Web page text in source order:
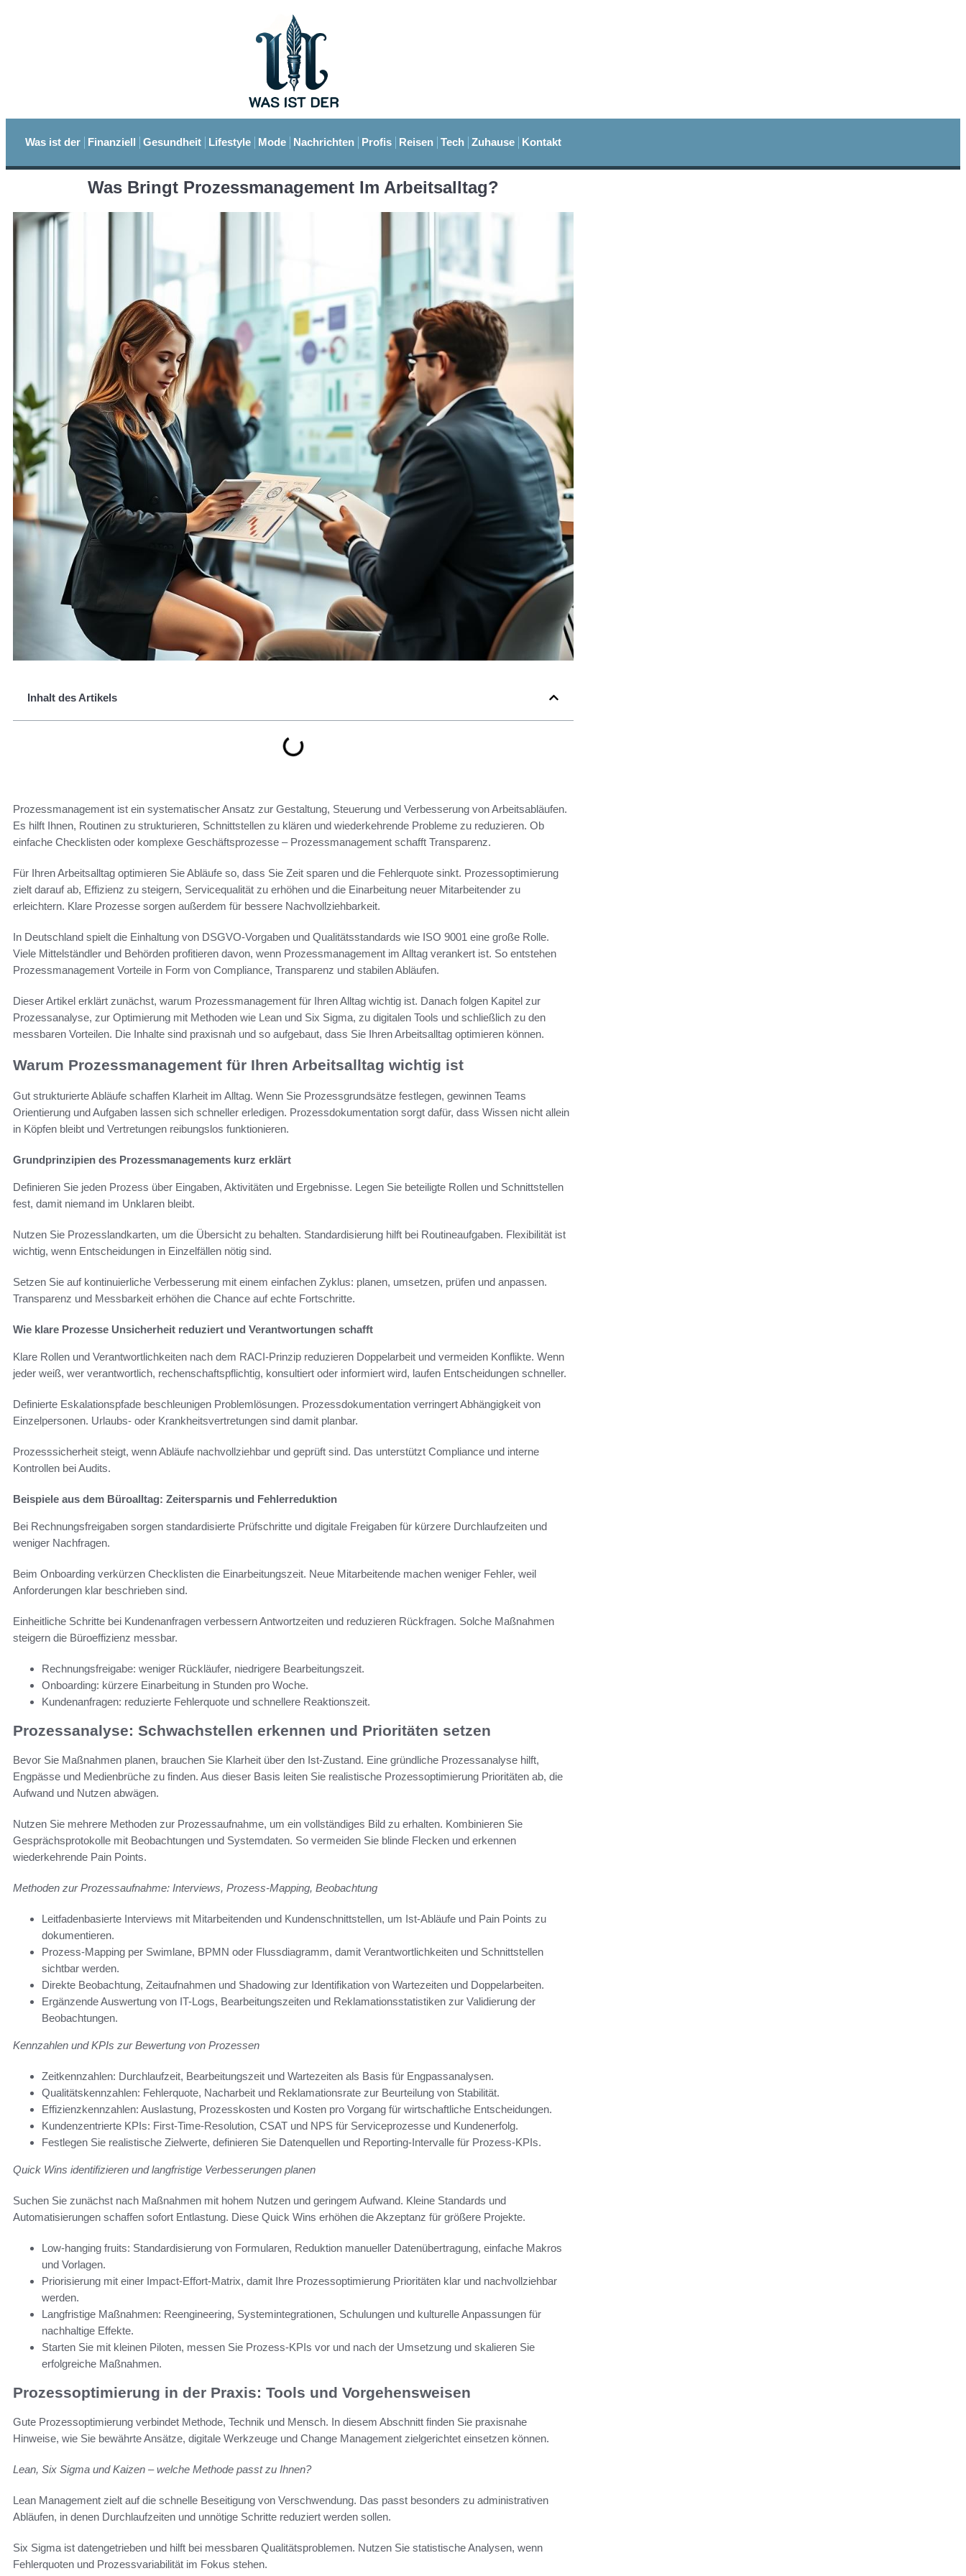
Was ist der Finanziell Gesundheit Lifestyle Mode Nachrichten Profis Reisen Tech Zuhause Kontakt
Was Bringt Prozessmanagement Im Arbeitsalltag?
Inhalt des Artikels
Prozessmanagement ist ein systematischer Ansatz zur Gestaltung, Steuerung und Verbesserung von Arbeitsabläufen.
Es hilft Ihnen, Routinen zu strukturieren, Schnittstellen zu klären und wiederkehrende Probleme zu reduzieren. Ob
einfache Checklisten oder komplexe Geschäftsprozesse – Prozessmanagement schafft Transparenz.
Für Ihren Arbeitsalltag optimieren Sie Abläufe so, dass Sie Zeit sparen und die Fehlerquote sinkt. Prozessoptimierung
zielt darauf ab, Effizienz zu steigern, Servicequalität zu erhöhen und die Einarbeitung neuer Mitarbeitender zu
erleichtern. Klare Prozesse sorgen außerdem für bessere Nachvollziehbarkeit.
In Deutschland spielt die Einhaltung von DSGVO-Vorgaben und Qualitätsstandards wie ISO 9001 eine große Rolle.
Viele Mittelständler und Behörden profitieren davon, wenn Prozessmanagement im Alltag verankert ist. So entstehen
Prozessmanagement Vorteile in Form von Compliance, Transparenz und stabilen Abläufen.
Dieser Artikel erklärt zunächst, warum Prozessmanagement für Ihren Alltag wichtig ist. Danach folgen Kapitel zur
Prozessanalyse, zur Optimierung mit Methoden wie Lean und Six Sigma, zu digitalen Tools und schließlich zu den
messbaren Vorteilen. Die Inhalte sind praxisnah und so aufgebaut, dass Sie Ihren Arbeitsalltag optimieren können.
Warum Prozessmanagement für Ihren Arbeitsalltag wichtig ist
Gut strukturierte Abläufe schaffen Klarheit im Alltag. Wenn Sie Prozessgrundsätze festlegen, gewinnen Teams
Orientierung und Aufgaben lassen sich schneller erledigen. Prozessdokumentation sorgt dafür, dass Wissen nicht allein
in Köpfen bleibt und Vertretungen reibungslos funktionieren.
Grundprinzipien des Prozessmanagements kurz erklärt
Definieren Sie jeden Prozess über Eingaben, Aktivitäten und Ergebnisse. Legen Sie beteiligte Rollen und Schnittstellen
fest, damit niemand im Unklaren bleibt.
Nutzen Sie Prozesslandkarten, um die Übersicht zu behalten. Standardisierung hilft bei Routineaufgaben. Flexibilität ist
wichtig, wenn Entscheidungen in Einzelfällen nötig sind.
Setzen Sie auf kontinuierliche Verbesserung mit einem einfachen Zyklus: planen, umsetzen, prüfen und anpassen.
Transparenz und Messbarkeit erhöhen die Chance auf echte Fortschritte.
Wie klare Prozesse Unsicherheit reduziert und Verantwortungen schafft
Klare Rollen und Verantwortlichkeiten nach dem RACI-Prinzip reduzieren Doppelarbeit und vermeiden Konflikte. Wenn
jeder weiß, wer verantwortlich, rechenschaftspflichtig, konsultiert oder informiert wird, laufen Entscheidungen schneller.
Definierte Eskalationspfade beschleunigen Problemlösungen. Prozessdokumentation verringert Abhängigkeit von
Einzelpersonen. Urlaubs- oder Krankheitsvertretungen sind damit planbar.
Prozesssicherheit steigt, wenn Abläufe nachvollziehbar und geprüft sind. Das unterstützt Compliance und interne
Kontrollen bei Audits.
Beispiele aus dem Büroalltag: Zeitersparnis und Fehlerreduktion
Bei Rechnungsfreigaben sorgen standardisierte Prüfschritte und digitale Freigaben für kürzere Durchlaufzeiten und
weniger Nachfragen.
Beim Onboarding verkürzen Checklisten die Einarbeitungszeit. Neue Mitarbeitende machen weniger Fehler, weil
Anforderungen klar beschrieben sind.
Einheitliche Schritte bei Kundenanfragen verbessern Antwortzeiten und reduzieren Rückfragen. Solche Maßnahmen
steigern die Büroeffizienz messbar.
Rechnungsfreigabe: weniger Rückläufer, niedrigere Bearbeitungszeit.
Onboarding: kürzere Einarbeitung in Stunden pro Woche.
Kundenanfragen: reduzierte Fehlerquote und schnellere Reaktionszeit.
Prozessanalyse: Schwachstellen erkennen und Prioritäten setzen
Bevor Sie Maßnahmen planen, brauchen Sie Klarheit über den Ist-Zustand. Eine gründliche Prozessanalyse hilft,
Engpässe und Medienbrüche zu finden. Aus dieser Basis leiten Sie realistische Prozessoptimierung Prioritäten ab, die
Aufwand und Nutzen abwägen.
Nutzen Sie mehrere Methoden zur Prozessaufnahme, um ein vollständiges Bild zu erhalten. Kombinieren Sie
Gesprächsprotokolle mit Beobachtungen und Systemdaten. So vermeiden Sie blinde Flecken und erkennen
wiederkehrende Pain Points.
Methoden zur Prozessaufnahme: Interviews, Prozess-Mapping, Beobachtung
Leitfadenbasierte Interviews mit Mitarbeitenden und Kundenschnittstellen, um Ist-Abläufe und Pain Points zu
dokumentieren.
Prozess-Mapping per Swimlane, BPMN oder Flussdiagramm, damit Verantwortlichkeiten und Schnittstellen
sichtbar werden.
Direkte Beobachtung, Zeitaufnahmen und Shadowing zur Identifikation von Wartezeiten und Doppelarbeiten.
Ergänzende Auswertung von IT-Logs, Bearbeitungszeiten und Reklamationsstatistiken zur Validierung der
Beobachtungen.
Kennzahlen und KPIs zur Bewertung von Prozessen
Zeitkennzahlen: Durchlaufzeit, Bearbeitungszeit und Wartezeiten als Basis für Engpassanalysen.
Qualitätskennzahlen: Fehlerquote, Nacharbeit und Reklamationsrate zur Beurteilung von Stabilität.
Effizienzkennzahlen: Auslastung, Prozesskosten und Kosten pro Vorgang für wirtschaftliche Entscheidungen.
Kundenzentrierte KPIs: First-Time-Resolution, CSAT und NPS für Serviceprozesse und Kundenerfolg.
Festlegen Sie realistische Zielwerte, definieren Sie Datenquellen und Reporting-Intervalle für Prozess-KPIs.
Quick Wins identifizieren und langfristige Verbesserungen planen
Suchen Sie zunächst nach Maßnahmen mit hohem Nutzen und geringem Aufwand. Kleine Standards und
Automatisierungen schaffen sofort Entlastung. Diese Quick Wins erhöhen die Akzeptanz für größere Projekte.
Low-hanging fruits: Standardisierung von Formularen, Reduktion manueller Datenübertragung, einfache Makros
und Vorlagen.
Priorisierung mit einer Impact-Effort-Matrix, damit Ihre Prozessoptimierung Prioritäten klar und nachvollziehbar
werden.
Langfristige Maßnahmen: Reengineering, Systemintegrationen, Schulungen und kulturelle Anpassungen für
nachhaltige Effekte.
Starten Sie mit kleinen Piloten, messen Sie Prozess-KPIs vor und nach der Umsetzung und skalieren Sie
erfolgreiche Maßnahmen.
Prozessoptimierung in der Praxis: Tools und Vorgehensweisen
Gute Prozessoptimierung verbindet Methode, Technik und Mensch. In diesem Abschnitt finden Sie praxisnahe
Hinweise, wie Sie bewährte Ansätze, digitale Werkzeuge und Change Management zielgerichtet einsetzen können.
Lean, Six Sigma und Kaizen – welche Methode passt zu Ihnen?
Lean Management zielt auf die schnelle Beseitigung von Verschwendung. Das passt besonders zu administrativen
Abläufen, in denen Durchlaufzeiten und unnötige Schritte reduziert werden sollen.
Six Sigma ist datengetrieben und hilft bei messbaren Qualitätsproblemen. Nutzen Sie statistische Analysen, wenn
Fehlerquoten und Prozessvariabilität im Fokus stehen.